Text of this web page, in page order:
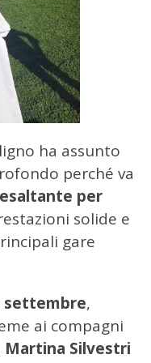
ha assunto
perché va
per
solide e
gare
settembre,
ai compagni
Martina Silvestri